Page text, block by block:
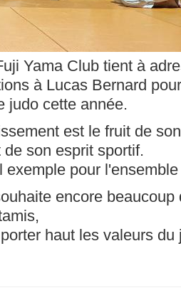
Yama Club tient à
à Lucas Bernard
judo cette année.
est le fruit de
son esprit sportif.
exemple pour
encore beaucoup
haut les valeurs du